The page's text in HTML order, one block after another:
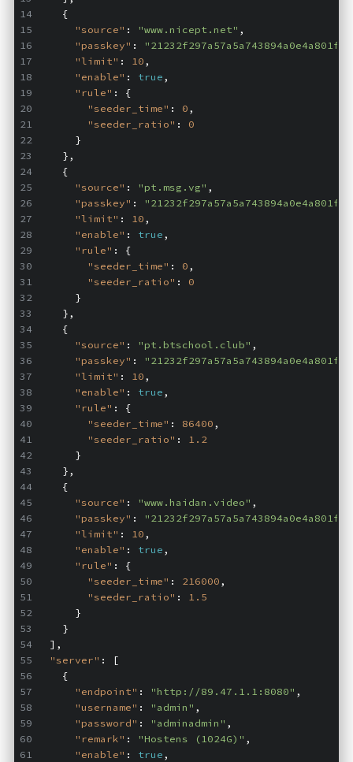
    {
"source" : "www.nicept.net" ,
"passkey" :
"limit" : 10 ,
"enable" : true ,
"rule" : {
"seeder_time" : 0 ,
"seeder_ratio" : 0
      }
    },
    {
"source" : "pt.msg.vg" ,
"passkey" :
"limit" : 10 ,
"enable" : true ,
"rule" : {
"seeder_time" : 0 ,
"seeder_ratio" : 0
      }
    },
    {
"source" : "pt.btschool.club" ,
"passkey" :
"limit" : 10 ,
"enable" : true ,
"rule" : {
"seeder_time" : 86400 ,
"seeder_ratio" :
1.2
      }
    },
    {
"source" : "www.haidan.video" ,
"passkey" :
"limit" : 10 ,
"enable" : true ,
"rule" : {
"seeder_time" : 216000 ,
"seeder_ratio" :
1.5
      }
    }
  ],
"server" : [
    {
"endpoint" : "http://89.47.1.1:8080" ,
"username" : "admin" ,
"password" : "adminadmin" ,
"remark" : "Hostens (1024G)" ,
"enable" : true ,
副站网页探针
高阶工具
软件下载安装
百度解析_备用
文字重排
id查手机号
注册接码
临时邮箱
🎮小游戏
红白机
dos游戏
特效地址
引导页
背景动画
文字变换特效
夜景
海洋
动画线分形